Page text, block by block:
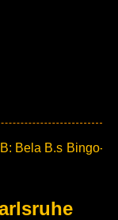
Bela B.s Bingo-